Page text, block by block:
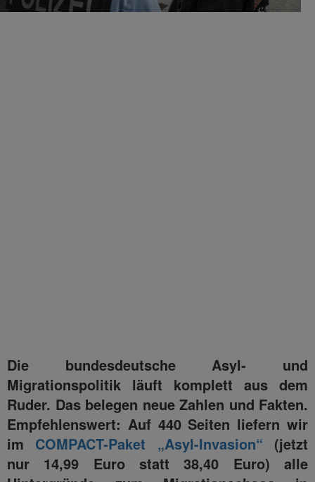
Die bundesdeutsche Asyl- und
Migrationspolitik läuft komplett aus dem
Ruder. Das belegen neue Zahlen und Fakten.
Empfehlenswert: Auf 440 Seiten liefern wir
im COMPACT-Paket „Asyl-Invasion“ (jetzt
nur 14,99 Euro statt 38,40 Euro) alle